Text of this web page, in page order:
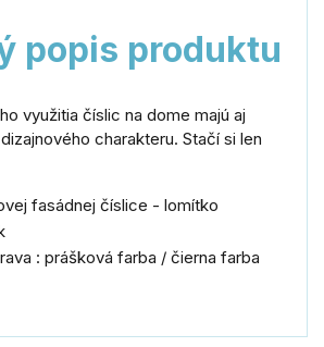
popis produktu
využitia číslic na dome majú aj
charakteru. Stačí si len
fasádnej číslice - lomítko
: prášková farba / čierna farba